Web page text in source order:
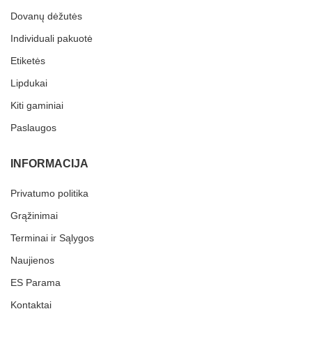
Dovanų dėžutės
Individuali pakuotė
Etiketės
Lipdukai
Kiti gaminiai
Paslaugos
INFORMACIJA
Privatumo politika
Grąžinimai
Terminai ir Sąlygos
Naujienos
ES Parama
Kontaktai